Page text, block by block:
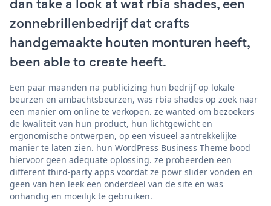
dan take a look at wat rbia shades, een
zonnebrillenbedrijf dat crafts
handgemaakte houten monturen heeft,
been able to create heeft.
Een paar maanden na publicizing hun bedrijf op lokale
beurzen en ambachtsbeurzen, was rbia shades op zoek naar
een manier om online te verkopen. ze wanted om bezoekers
de kwaliteit van hun product, hun lichtgewicht en
ergonomische ontwerpen, op een visueel aantrekkelijke
manier te laten zien. hun WordPress Business Theme bood
hiervoor geen adequate oplossing. ze probeerden een
different third-party apps voordat ze powr slider vonden en
geen van hen leek een onderdeel van de site en was
onhandig en moeilijk te gebruiken.